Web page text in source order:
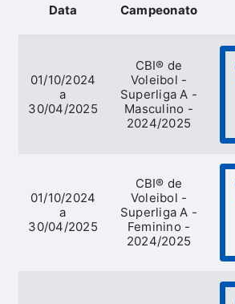
Data Campeonato
01/10/2024
a
30/04/2025
CBI® de
Voleibol -
Superliga A -
Masculino -
2024/2025
01/10/2024
a
30/04/2025
CBI® de
Voleibol -
Superliga A -
Feminino -
2024/2025